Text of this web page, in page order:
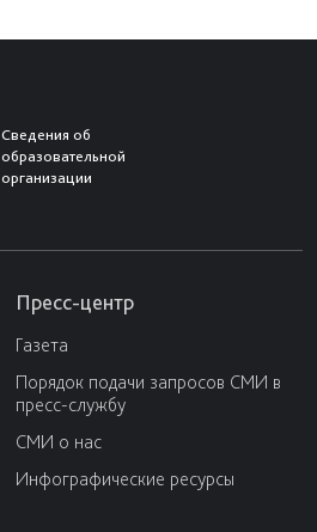
Сведения об
образовательной
организации
Пресс-центр
Газета
Порядок подачи запросов СМИ в
пресс-службу
СМИ о нас
Инфографические ресурсы